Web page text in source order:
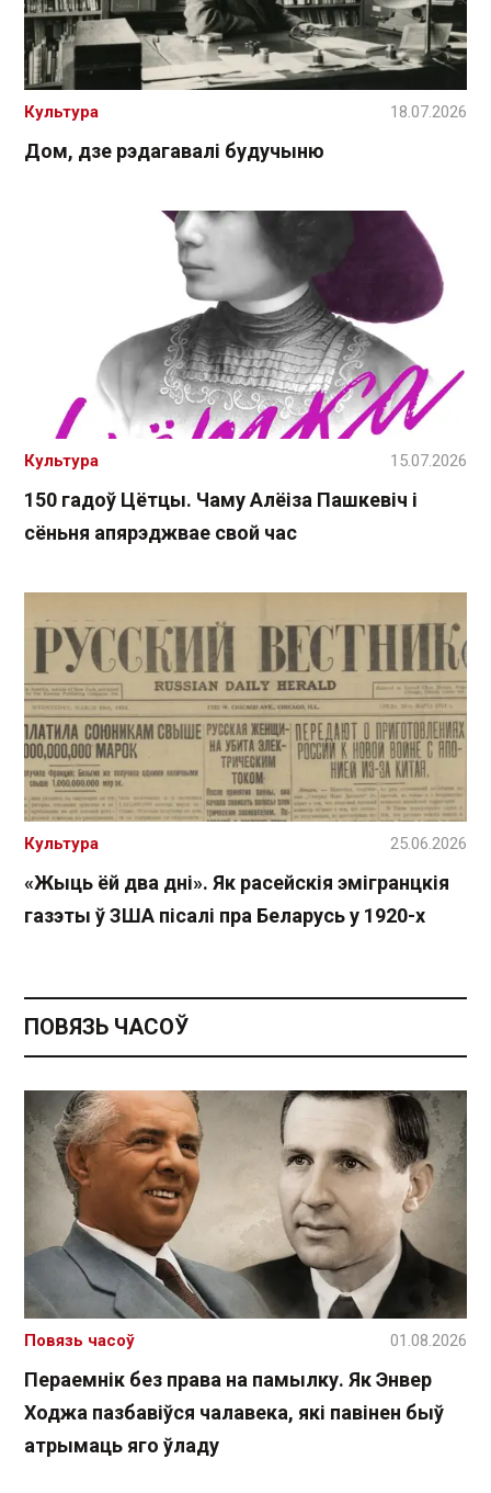
Дом, дзе рэдагавалі будучыню
Культура 18.07.2026
150 гадоў Цётцы. Чаму Алёіза Пашкевіч і
сёньня апярэджвае свой час
Культура 15.07.2026
«Жыць ёй два дні». Як расейскія эмігранцкія
газэты ў ЗША пісалі пра Беларусь у 1920-х
Культура 25.06.2026
ПОВЯЗЬ ЧАСОЎ
Пераемнік без права на памылку. Як Энвер
Ходжа пазбавіўся чалавека, які павінен быў
атрымаць яго ўладу
Повязь часоў 01.08.2026